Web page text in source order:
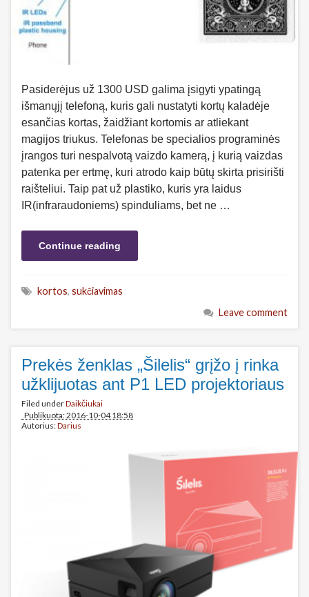
Pasiderėjus už 1300 USD galima įsigyti ypatingą
išmanųjį telefoną, kuris gali nustatyti kortų kaladėje
esančias kortas, žaidžiant kortomis ar atliekant
magijos triukus. Telefonas be specialios programinės
įrangos turi nespalvotą vaizdo kamerą, į kurią vaizdas
patenka per ertmę, kuri atrodo kaip būtų skirta prisirišti
raišteliui. Taip pat už plastiko, kuris yra laidus
IR(infraraudoniems) spinduliams, bet ne …
Continue reading
kortos, sukčiavimas
Leave comment
Prekės ženklas „Šilelis“ grįžo į rinka
užklijuotas ant P1 LED projektoriaus
Filed underDaikčiukai
Publikuota: 2016-10-04 18:58
Autorius:Darius